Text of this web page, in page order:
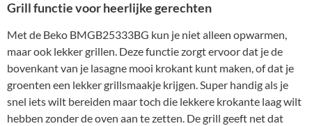
Grill functie voor heerlijke gerechten
Met de Beko BMGB25333BG kun je niet alleen opwarmen,
maar ook lekker grillen. Deze functie zorgt ervoor dat je de
bovenkant van je lasagne mooi krokant kunt maken, of dat je
groenten een lekker grillsmaakje krijgen. Super handig als je
snel iets wilt bereiden maar toch die lekkere krokante laag wilt
hebben zonder de oven aan te zetten. De grill geeft net dat